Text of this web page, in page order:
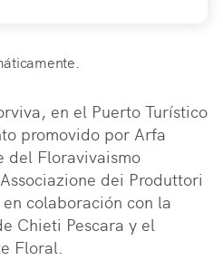
en el Puerto Turístico
promovido por Arfa
del Floravivaismo
dei Produttori
colaboración con la
Chieti Pescara y el
Floral.